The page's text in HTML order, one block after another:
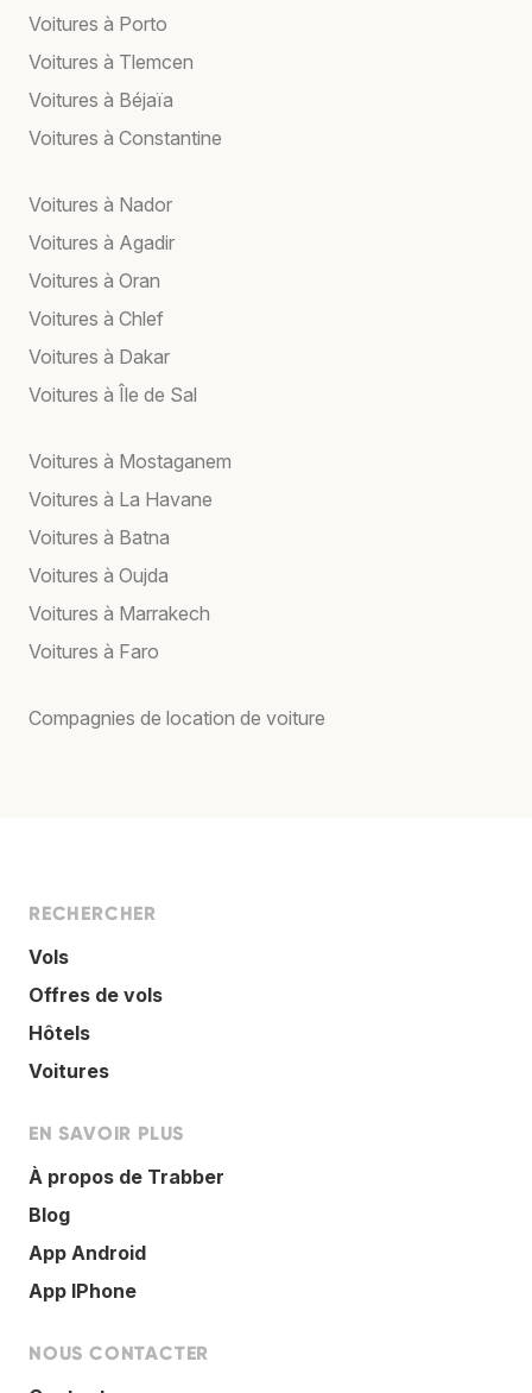
Voitures à Porto
Voitures à Tlemcen
Voitures à Béjaïa
Voitures à Constantine
Voitures à Nador
Voitures à Agadir
Voitures à Oran
Voitures à Chlef
Voitures à Dakar
Voitures à Île de Sal
Voitures à Mostaganem
Voitures à La Havane
Voitures à Batna
Voitures à Oujda
Voitures à Marrakech
Voitures à Faro
Compagnies de location de voiture
RECHERCHER
Vols
Offres de vols
Hôtels
Voitures
EN SAVOIR PLUS
À propos de Trabber
Blog
App Android
App IPhone
NOUS CONTACTER